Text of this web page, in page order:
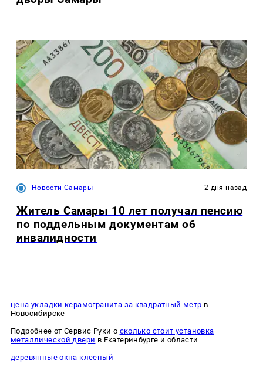
Новости Самары 2 дня назад
Житель Самары 10 лет получал пенсию
по поддельным документам об
инвалидности
цена укладки керамогранита за квадратный метр в
Новосибирске
Подробнее от Сервис Руки о сколько стоит установка
металлической двери в Екатеринбурге и области
деревянные окна клееный